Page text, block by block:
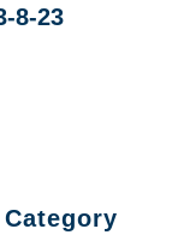
8-23
Category